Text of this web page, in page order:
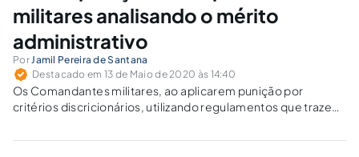
militares analisando o mérito
administrativo
PorJamil Pereira de Santana
Destacado em 13 de Maio de 2020 às 14:40
Os Comandantes militares, ao aplicarem punição por
critérios discricionários, utilizando regulamentos que trazem
cometer arbitrariedades e, assim, perseguir subordinados,